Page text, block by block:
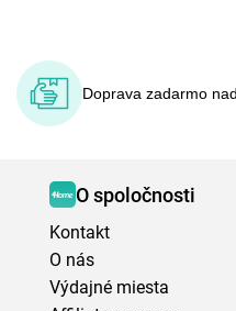
Doprava zadarmo
O spoločnosti
Kontakt
O nás
Výdajné miesta